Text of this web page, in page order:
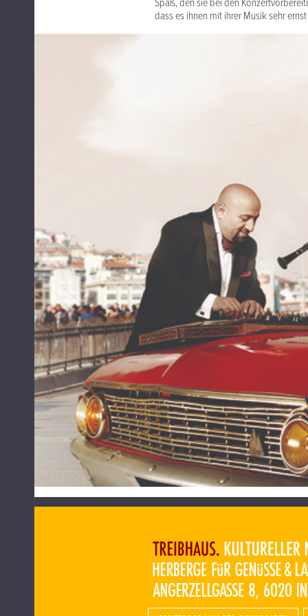
Spaß, den sie bei den
dass es ihnen mit ihrer Musik sehr